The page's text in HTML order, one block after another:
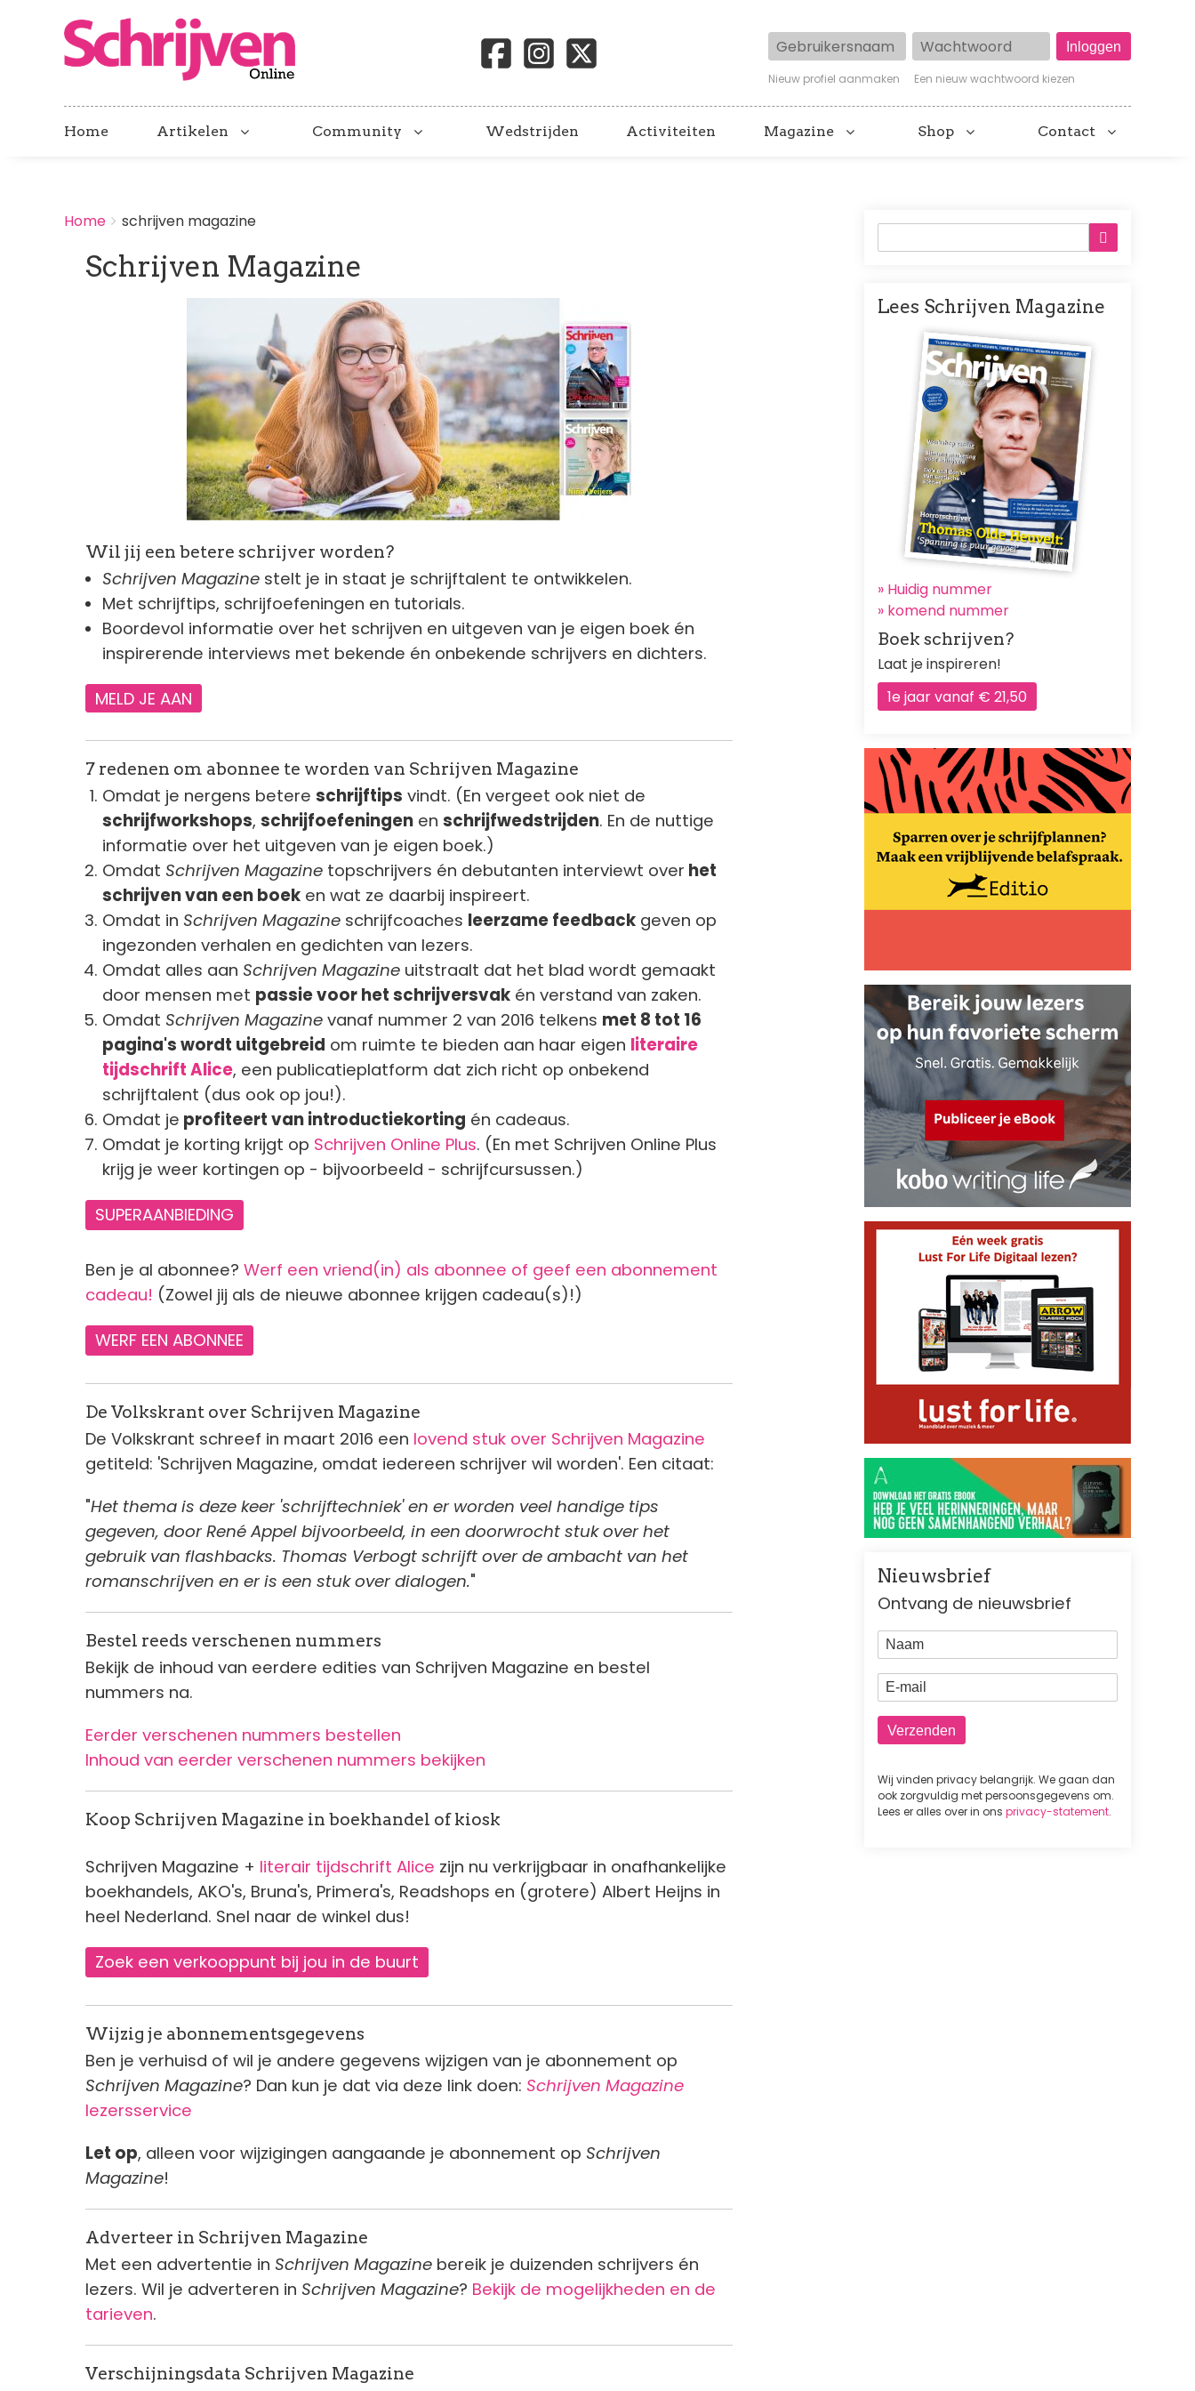
Gebruikersnaam Wachtwoord
Nieuw profiel aanmaken Een nieuw wachtwoord kiezen
Home Artikelen Community Wedstrijden Activiteiten Magazine Shop Contact
BREADCRUMBS
You
here:
Home schrijven magazine
Schrijven Magazine
Wil jij een betere schrijver worden?
Schrijven Magazine stelt je in staat je schrijftalent te ontwikkelen.
Met schrijftips, schrijfoefeningen en tutorials.
Boordevol informatie over het schrijven en uitgeven van je eigen boek én
inspirerende interviews met bekende én onbekende schrijvers en dichters.
MELD JE AAN
7 redenen om abonnee te worden van Schrijven Magazine
Omdat je nergens betereschrijftips vindt. (En vergeet ook niet de
schrijfworkshops,schrijfoefeningen enschrijfwedstrijden. En de nuttige
informatie over het uitgeven van je eigen boek.)
Omdat Schrijven Magazine topschrijvers én debutanten interviewt over het
schrijven van een boek en wat ze daarbij inspireert.
Omdat in Schrijven Magazine schrijfcoaches leerzame feedback geven op
ingezonden verhalen en gedichten van lezers.
Omdat alles aan Schrijven Magazine uitstraalt dat het blad wordt gemaakt
door mensen met passie voor het schrijversvak én verstand van zaken.
Omdat Schrijven Magazine vanaf nummer 2 van 2016 telkens met 8 tot 16
pagina's wordt uitgebreid om ruimte te bieden aan haar eigen literaire
tijdschrift Alice, een publicatieplatform dat zich richt op onbekend
schrijftalent (dus ook op jou!).
Omdat je profiteert van introductiekorting én cadeaus.
Omdat je korting krijgt op Schrijven Online Plus. (En met Schrijven Online Plus
krijg je weer kortingen op - bijvoorbeeld - schrijfcursussen.)
SUPERAANBIEDING
Ben je al abonnee? Werf een vriend(in) als abonnee of geef een abonnement
cadeau! (Zowel jij als de nieuwe abonnee krijgen cadeau(s)!)
WERF EEN ABONNEE
De Volkskrant over Schrijven Magazine
De Volkskrant schreef in maart 2016 een lovend stuk over Schrijven Magazine
getiteld: 'Schrijven Magazine, omdat iedereen schrijver wil worden'. Een citaat:
"Het thema is deze keer 'schrijftechniek' en er worden veel handige tips
gegeven, door René Appel bijvoorbeeld, in een doorwrocht stuk over het
gebruik van flashbacks. Thomas Verbogt schrijft over de ambacht van het
romanschrijven en er is een stuk over dialogen."
Bestel reeds verschenen nummers
Bekijk de inhoud van eerdere edities van Schrijven Magazine en bestel
nummers na.
Eerder verschenen nummers bestellen
Inhoud van eerder verschenen nummers bekijken
Koop Schrijven Magazine in boekhandel of kiosk
Schrijven Magazine + literair tijdschrift Alice zijn nu verkrijgbaar in onafhankelijke
boekhandels, AKO's, Bruna's, Primera's, Readshops en (grotere) Albert Heijns in
heel Nederland. Snel naar de winkel dus!
Zoek een verkooppunt bij jou in de buurt
Wijzig je abonnementsgegevens
Ben je verhuisd of wil je andere gegevens wijzigen van je abonnement op
Schrijven Magazine? Dan kun je dat via deze link doen: Schrijven Magazine
lezersservice
Let op, alleen voor wijzigingen aangaande je abonnement op Schrijven
Magazine!
Adverteer in Schrijven Magazine
Met een advertentie in Schrijven Magazine bereik je duizenden schrijvers én
lezers. Wil je adverteren in Schrijven Magazine? Bekijk de mogelijkheden en de
tarieven.
Verschijningsdata Schrijven Magazine
Lees Schrijven Magazine
Afbeelding
» Huidig nummer
» komend nummer
Boek schrijven?
Laat je inspireren!
1e jaar vanaf € 21,50
Nieuwsbrief
Ontvang de nieuwsbrief
Naam
E-mail
Wij vinden privacy belangrijk. We gaan dan
ook zorgvuldig met persoonsgegevens om.
Lees er alles over in ons privacy-statement.